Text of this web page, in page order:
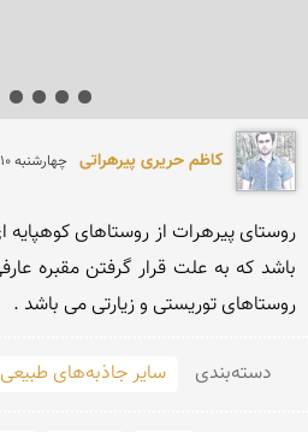
کاظم حریری پیرهراتی چهارشنبه 10 تير 1394 | 12 سال پیش
روستاهای توریستی و زیارتی می باشد .
دسته‌بندی سایر جاذبه‌های طبیعی